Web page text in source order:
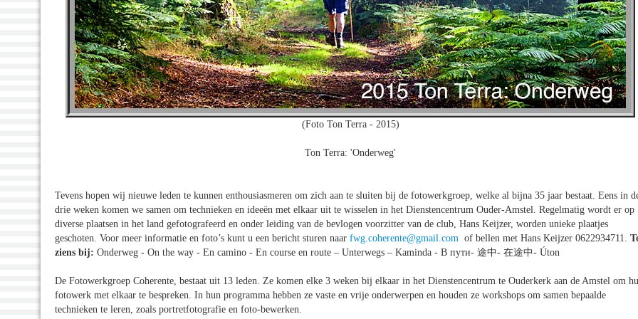
(Foto Ton Terra - 2015)
Ton Terra: 'Onderweg'
Tevens hopen wij nieuwe leden te kunnen enthousiasmeren om zich aan te sluiten bij de fotowerkgroep, welke al bijna 35 jaar bestaat. Eens in
drie weken komen we samen om technieken en ideeën met elkaar uit te wisselen in het Dienstencentrum Ouder-Amstel. Regelmatig wordt er op
diverse plaatsen in het land gefotografeerd en onder leiding van de bevlogen voorzitter van de club, Hans Keijzer, worden unieke plaatjes
geschoten. Voor meer informatie en foto’s kunt u een bericht sturen naar fwg.coherente@gmail.com of bellen met Hans Keijzer 0622934711.
ziens bij: Onderweg - On the way - En camino - En course en route – Unterwegs – Kaminda - В пути- 途中- 在途中- Úton
De Fotowerkgroep Coherente, bestaat uit 13 leden. Ze komen elke 3 weken bij elkaar in het Dienstencentrum te Ouderkerk aan de Amstel om
fotowerk met elkaar te bespreken. In hun programma hebben ze vaste en vrije onderwerpen en houden ze workshops om samen bepaalde
technieken te leren, zoals portretfotografie en foto-bewerken.